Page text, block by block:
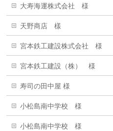
大寿海運株式会社 様
天野商店 樣
宮本鉄工建設株式会社 様
宮本鉄工建設（株） 様
寿司の田中屋 様
小松島南中学校 様
小松島南中学校 様